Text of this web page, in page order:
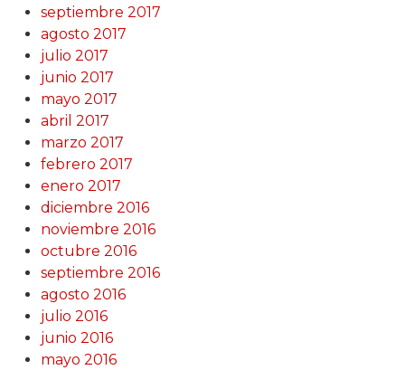
septiembre 2017
agosto 2017
julio 2017
junio 2017
mayo 2017
abril 2017
marzo 2017
febrero 2017
enero 2017
diciembre 2016
noviembre 2016
octubre 2016
septiembre 2016
agosto 2016
julio 2016
junio 2016
mayo 2016